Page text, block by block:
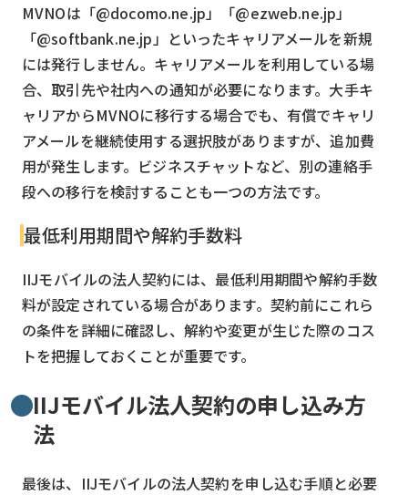
MVNOは「@docomo.ne.jp」「@ezweb.ne.jp」
「@softbank.ne.jp」といったキャリアメールを新規
には発行しません。キャリアメールを利用している場
合、取引先や社内への通知が必要になります。大手キ
ャリアからMVNOに移行する場合でも、有償でキャリ
アメールを継続使用する選択肢がありますが、追加費
用が発生します。ビジネスチャットなど、別の連絡手
段への移行を検討することも一つの方法です。
最低利用期間や解約手数料
IIJモバイルの法人契約には、最低利用期間や解約手数
料が設定されている場合があります。契約前にこれら
の条件を詳細に確認し、解約や変更が生じた際のコス
トを把握しておくことが重要です。
IIJモバイル法人契約の申し込み方
法
最後は、IIJモバイルの法人契約を申し込む手順と必要